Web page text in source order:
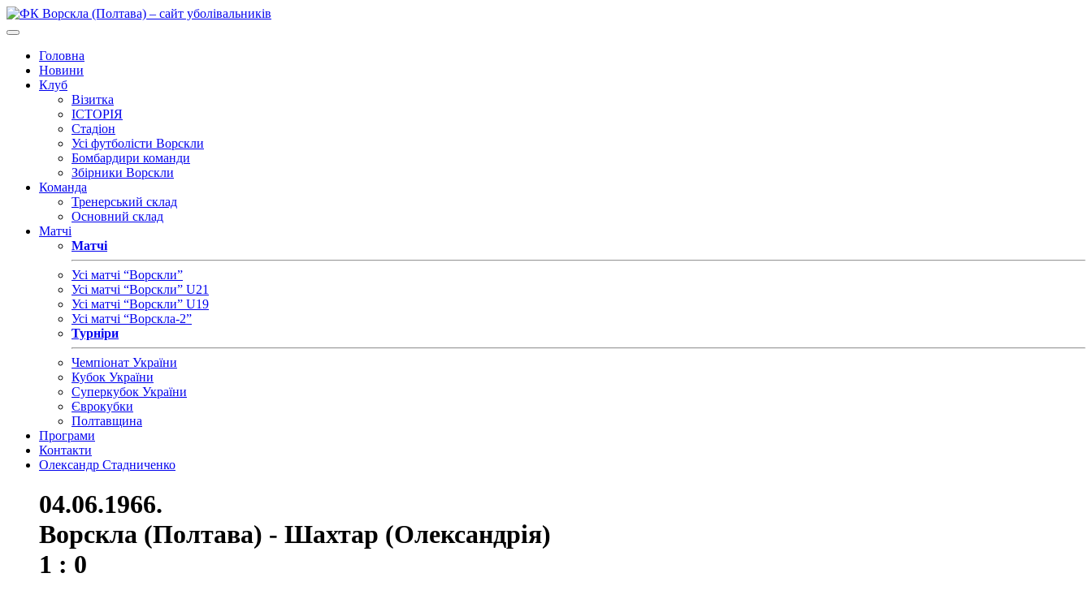
Головна
Новини
Клуб
Візитка
ІСТОРІЯ
Стадіон
Усі футболісти Ворскли
Бомбардири команди
Збірники Ворскли
Команда
Тренерський склад
Основний склад
Матчі
Матчі
Усі матчі “Ворскли”
Усі матчі “Ворскли” U21
Усі матчі “Ворскли” U19
Усі матчі “Ворскла-2”
Турніри
Чемпіонат України
Кубок України
Суперкубок України
Єврокубки
Полтавщина
Програми
Контакти
Олександр Стадниченко
04.06.1966.
Ворскла (Полтава) - Шахтар (Олександрія)
1 : 0